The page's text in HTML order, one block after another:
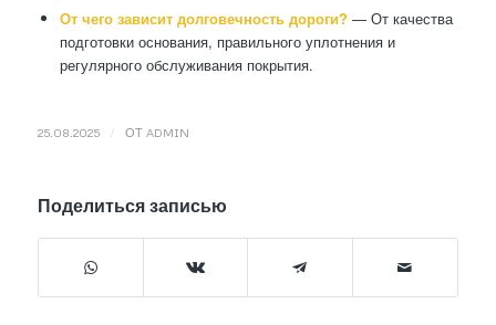
От чего зависит долговечность дороги? — От качества
подготовки основания, правильного уплотнения и
регулярного обслуживания покрытия.
25.08.2025 ОТ ADMIN
Поделиться записью